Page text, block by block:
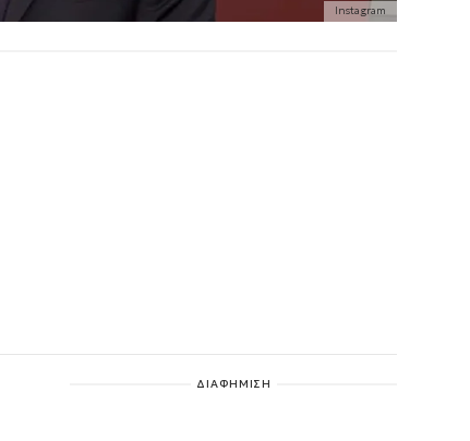
Instagram
ΔΙΑΦΗΜΙΣΗ